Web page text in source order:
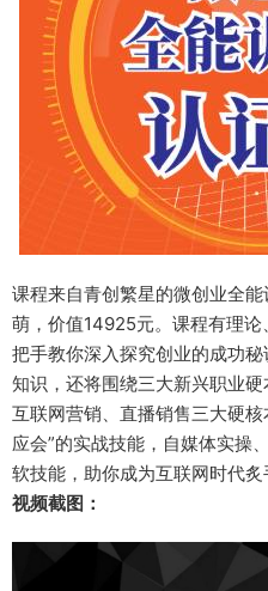
课程来自青创繁星的微创业全
萌，价值14925元。课程有理
把手教你深入探究创业的成功
知识，还将围绕三大新兴职业硬
互联网营销、直播销售三大硬核
应会”的实战技能，自媒体实操
软技能，助你成为互联网时代炙
视频截图：